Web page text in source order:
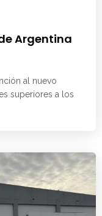
Argentina
al nuevo
superiores a los